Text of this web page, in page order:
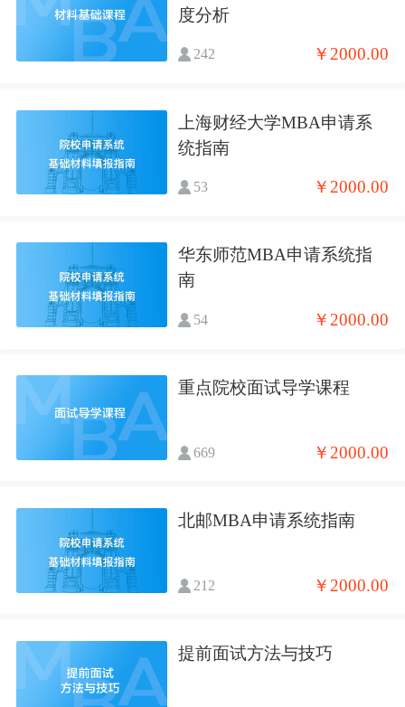
度分析
242 ￥2000.00
上海财经大学MBA申请系
统指南
53 ￥2000.00
华东师范MBA申请系统指
南
54 ￥2000.00
重点院校面试导学课程
669 ￥2000.00
北邮MBA申请系统指南
212 ￥2000.00
提前面试方法与技巧